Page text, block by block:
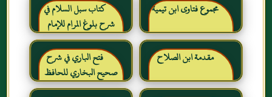
مجموع فتاوى ابن تيمية
كتاب سبل السلام في
شرح بلوغ المرام للإمام
الصنعاني رحمه الله
مقدمة ابن الصلاح
فتح الباري في شرح
صحيح البخاري للحافظ
ابن حجر العسقلاني